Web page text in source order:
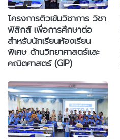
โครงการติวเข้มวิชาการ วิชา
ฟิสิกส์ เพื่อการศึกษาต่อ
สำหรับนักเรียนห้องเรียน
พิเศษ ด้านวิทยาศาสตร์และ
คณิตศาสตร์ (GIP)